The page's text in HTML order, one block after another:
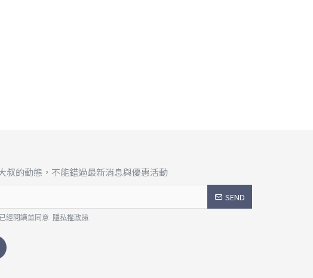
叔的動態，不能錯過最新消息與優惠活動
SEND
經閱讀並同意 隱私權政策